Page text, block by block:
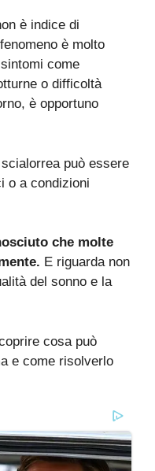
è indice di
è molto
come
o difficoltà
è opportuno
può essere
o a condizioni
che molte
E riguarda non
del sonno e la
cosa può
e come risolverlo